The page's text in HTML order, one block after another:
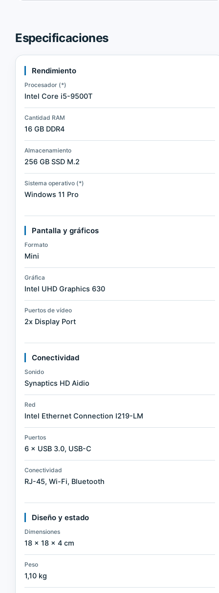
Especificaciones
Rendimiento
Procesador (*)
Intel Core i5-9500T
Cantidad RAM
16 GB DDR4
Almacenamiento
256 GB SSD M.2
Sistema operativo (*)
Windows 11 Pro
Pantalla y gráficos
Formato
Mini
Gráfica
Intel UHD Graphics 630
Puertos de vídeo
2x Display Port
Conectividad
Sonido
Synaptics HD Aidio
Red
Intel Ethernet Connection I219-LM
Puertos
6 × USB 3.0, USB-C
Conectividad
RJ-45, Wi-Fi, Bluetooth
Diseño y estado
Dimensiones
18 × 18 × 4 cm
Peso
1,10 kg